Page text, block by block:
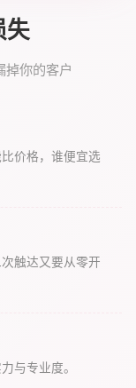
失
掉你的客户
价格，谁便宜选
触达又要从零开
与专业度。